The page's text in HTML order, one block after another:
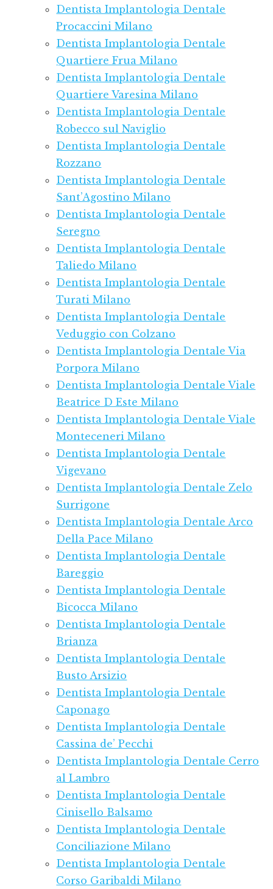
Dentista Implantologia Dentale
Procaccini Milano
Dentista Implantologia Dentale
Quartiere Frua Milano
Dentista Implantologia Dentale
Quartiere Varesina Milano
Dentista Implantologia Dentale
Robecco sul Naviglio
Dentista Implantologia Dentale
Rozzano
Dentista Implantologia Dentale
Sant’Agostino Milano
Dentista Implantologia Dentale
Seregno
Dentista Implantologia Dentale
Taliedo Milano
Dentista Implantologia Dentale
Turati Milano
Dentista Implantologia Dentale
Veduggio con Colzano
Dentista Implantologia Dentale Via
Porpora Milano
Dentista Implantologia Dentale Viale
Beatrice D Este Milano
Dentista Implantologia Dentale Viale
Monteceneri Milano
Dentista Implantologia Dentale
Vigevano
Dentista Implantologia Dentale Zelo
Surrigone
Dentista Implantologia Dentale Arco
Della Pace Milano
Dentista Implantologia Dentale
Bareggio
Dentista Implantologia Dentale
Bicocca Milano
Dentista Implantologia Dentale
Brianza
Dentista Implantologia Dentale
Busto Arsizio
Dentista Implantologia Dentale
Caponago
Dentista Implantologia Dentale
Cassina de’ Pecchi
Dentista Implantologia Dentale Cerro
al Lambro
Dentista Implantologia Dentale
Cinisello Balsamo
Dentista Implantologia Dentale
Conciliazione Milano
Dentista Implantologia Dentale
Corso Garibaldi Milano